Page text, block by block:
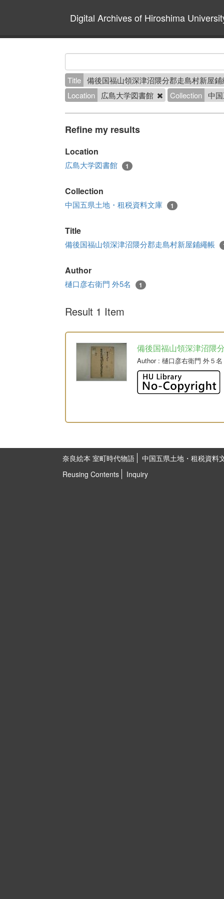
Digital Archives of Hiroshima
Title 備後国福山領深津沼隈分郡走島村新屋
Location
広島大学図書館 Collection 中
Refine my results
Location
広島大学図書館 1
Collection
中国五県土地・租税資料文庫 1
Title
備後国福山領深津沼隈分郡走島村新屋鋪繩帳
Author
樋口彦右衛門 外5名 1
Result 1 Item
備後国福山領深津沼隈
Author: 樋口彦右衛門 外５名
奈良絵本 室町時代物語
中国五県土地・租税資料
Reusing Contents
Inquiry